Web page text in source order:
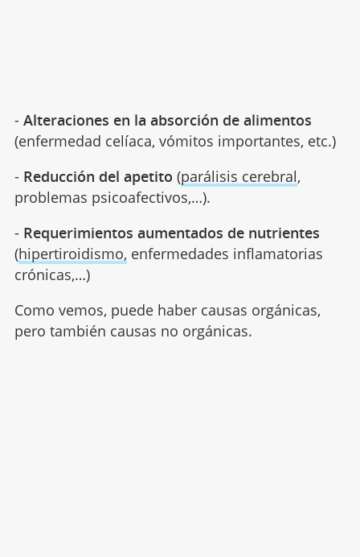
- Alteraciones en la absorción de alimentos
(enfermedad celíaca, vómitos importantes, etc.)
- Reducción del apetito (parálisis cerebral,
problemas psicoafectivos,…).
- Requerimientos aumentados de nutrientes
(hipertiroidismo, enfermedades inflamatorias
crónicas,…)
Como vemos, puede haber causas orgánicas,
pero también causas no orgánicas.